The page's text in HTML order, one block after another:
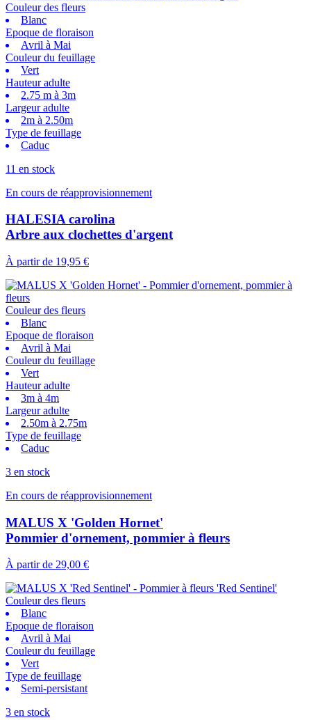
Couleur des fleurs
Blanc
Epoque de floraison
Avril à Mai
Couleur du feuillage
Vert
Hauteur adulte
2.75 m à 3m
Largeur adulte
2m à 2.50m
Type de feuillage
Caduc
11 en stock
En cours de réapprovisionnement
HALESIA carolina
Arbre aux clochettes d'argent
À partir de 19,95 €
Couleur des fleurs
Blanc
Epoque de floraison
Avril à Mai
Couleur du feuillage
Vert
Hauteur adulte
3m à 4m
Largeur adulte
2.50m à 2.75m
Type de feuillage
Caduc
3 en stock
En cours de réapprovisionnement
MALUS X 'Golden Hornet'
Pommier d'ornement, pommier à fleurs
À partir de 29,00 €
Couleur des fleurs
Blanc
Epoque de floraison
Avril à Mai
Couleur du feuillage
Vert
Type de feuillage
Semi-persistant
3 en stock